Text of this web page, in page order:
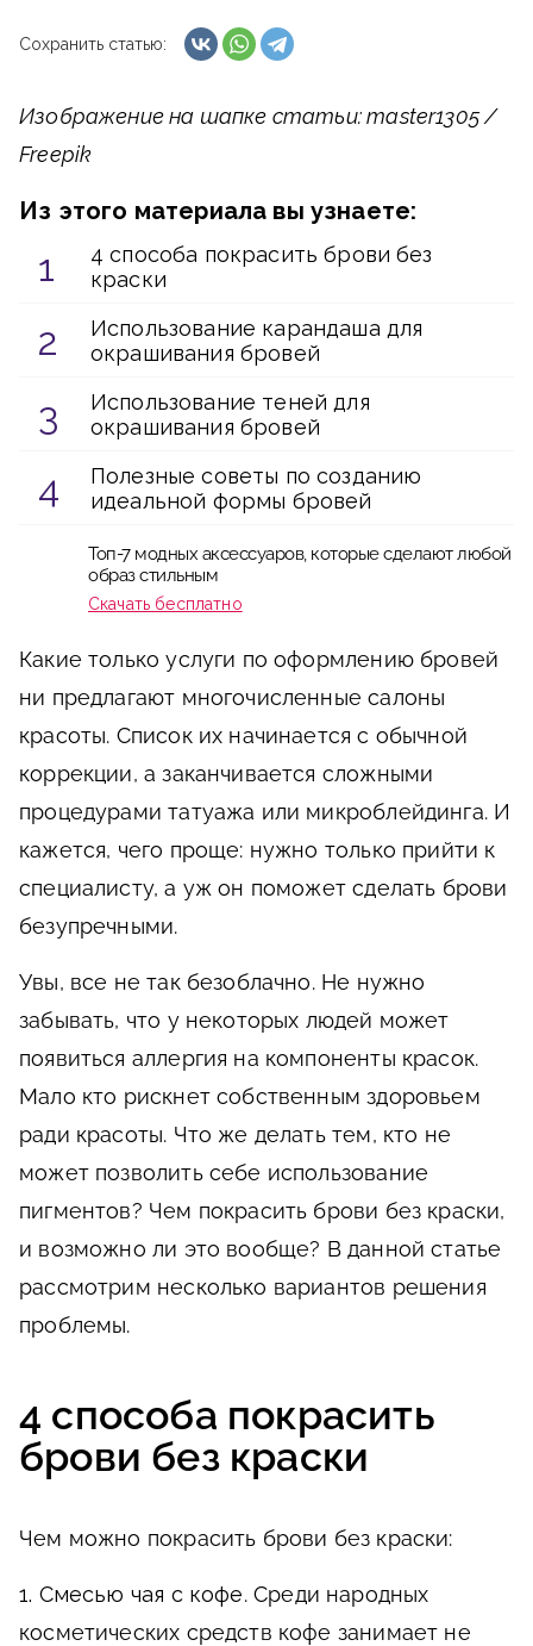
Сохранить статью:
Изображение на шапке статьи: master1305 /
Freepik
Из этого материала вы узнаете:
4 способа покрасить брови без
краски
Использование карандаша для
окрашивания бровей
Использование теней для
окрашивания бровей
Полезные советы по созданию
идеальной формы бровей
Топ-7 модных аксессуаров, которые сделают любой
образ стильным
Скачать бесплатно
Какие только услуги по оформлению бровей
ни предлагают многочисленные салоны
красоты. Список их начинается с обычной
коррекции, а заканчивается сложными
процедурами татуажа или микроблейдинга. И
кажется, чего проще: нужно только прийти к
специалисту, а уж он поможет сделать брови
безупречными.
Увы, все не так безоблачно. Не нужно
забывать, что у некоторых людей может
появиться аллергия на компоненты красок.
Мало кто рискнет собственным здоровьем
ради красоты. Что же делать тем, кто не
может позволить себе использование
пигментов? Чем покрасить брови без краски,
и возможно ли это вообще? В данной статье
рассмотрим несколько вариантов решения
проблемы.
4 способа покрасить
брови без краски
Чем можно покрасить брови без краски:
1. Смесью чая с кофе. Среди народных
косметических средств кофе занимает не